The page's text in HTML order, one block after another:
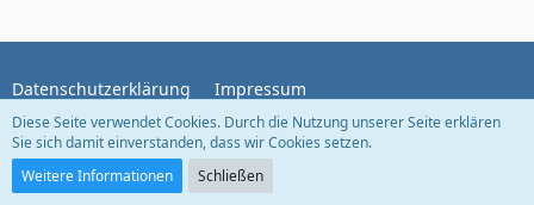
Datenschutzerklärung Impressum
Community-Software:
Diese Seite verwendet Cookies. Durch die Nutzung unserer Seite erklären
Sie sich damit einverstanden, dass wir Cookies setzen.
Weitere Informationen
Schließen